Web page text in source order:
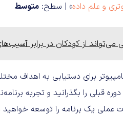
و علم داده» | سطح: متوسط
از کودکان در برابر
برای دستیابی به
قبلی را بگذرانید و تجربه
عملی یک برنامه را توسعه خواهید